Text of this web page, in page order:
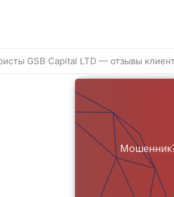
GSB Capital LTD — отзывы